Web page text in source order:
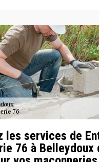
les services de
76 à Belleydoux